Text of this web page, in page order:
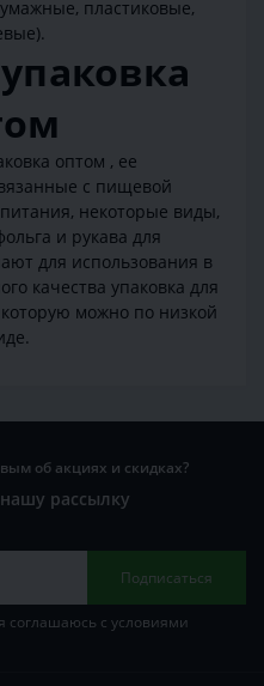
пластиковые,
оптом , ее
с пищевой
некоторые виды,
и рукава для
для использования в
качества упаковка для
можно по низкой
об акциях и скидках?
рассылку
Подписаться
соглашаюсь с условиями